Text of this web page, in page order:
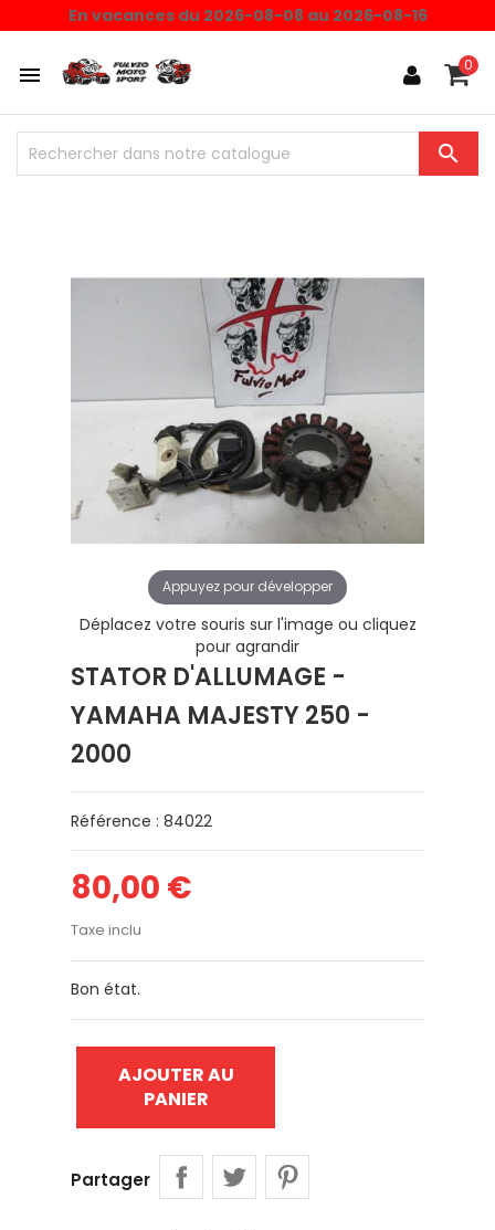
En vacances du 2026-08-08 au 2026-08-16
 0

Appuyez pour développer
Déplacez votre souris sur l'image ou cliquez
pour agrandir
STATOR D'ALLUMAGE -
YAMAHA MAJESTY 250 -
2000
Référence : 84022
80,00 €
Taxe inclu
Bon état.
AJOUTER AU
PANIER
Partager